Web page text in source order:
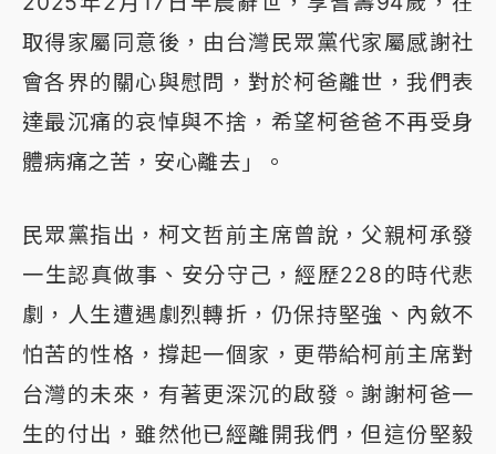
取得家屬同意後，由台灣民眾黨代家屬感謝社
會各界的關心與慰問，對於柯爸離世，我們表
達最沉痛的哀悼與不捨，希望柯爸爸不再受身
體病痛之苦，安心離去」。
民眾黨指出，柯文哲前主席曾說，父親柯承發
一生認真做事、安分守己，經歷228的時代悲
劇，人生遭遇劇烈轉折，仍保持堅強、內斂不
怕苦的性格，撐起一個家，更帶給柯前主席對
台灣的未來，有著更深沉的啟發。謝謝柯爸一
生的付出，雖然他已經離開我們，但這份堅毅